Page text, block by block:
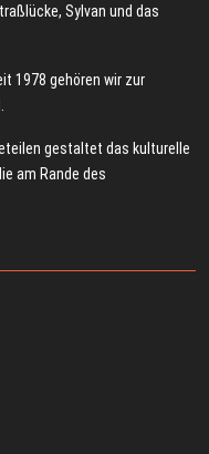
Sylvan und das
1978 gehören wir zur
gestaltet das kulturelle
am Rande des